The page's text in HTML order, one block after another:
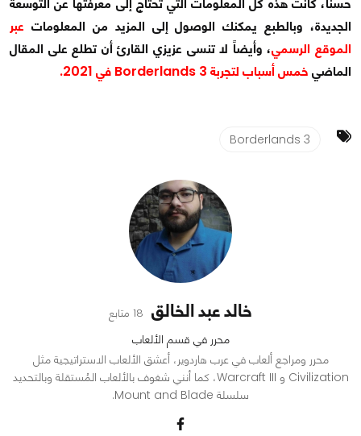
الجديدة، وبالطبع يمكنك الوصول إلى المزيد من المعلومات عبر
الموقع الرسمي، وأيضاً لا تنسى عزيزي القارئ أن تطلع على المقال
الماضي خمس أسباب لتجربة Borderlands 3 في 2021.
Borderlands 3
خالد عبد الخالق 18 متابع
محرر في قسم الألعاب
محرر ومراجع ألعاب في عرب هاردوير، أعشق الألعاب الاستراتيجية مثل
Civilization و Warcraft III، كما أنني شغوف بالألعاب المُستقلة وبالتحديد
سلسلة Mount and Blade.